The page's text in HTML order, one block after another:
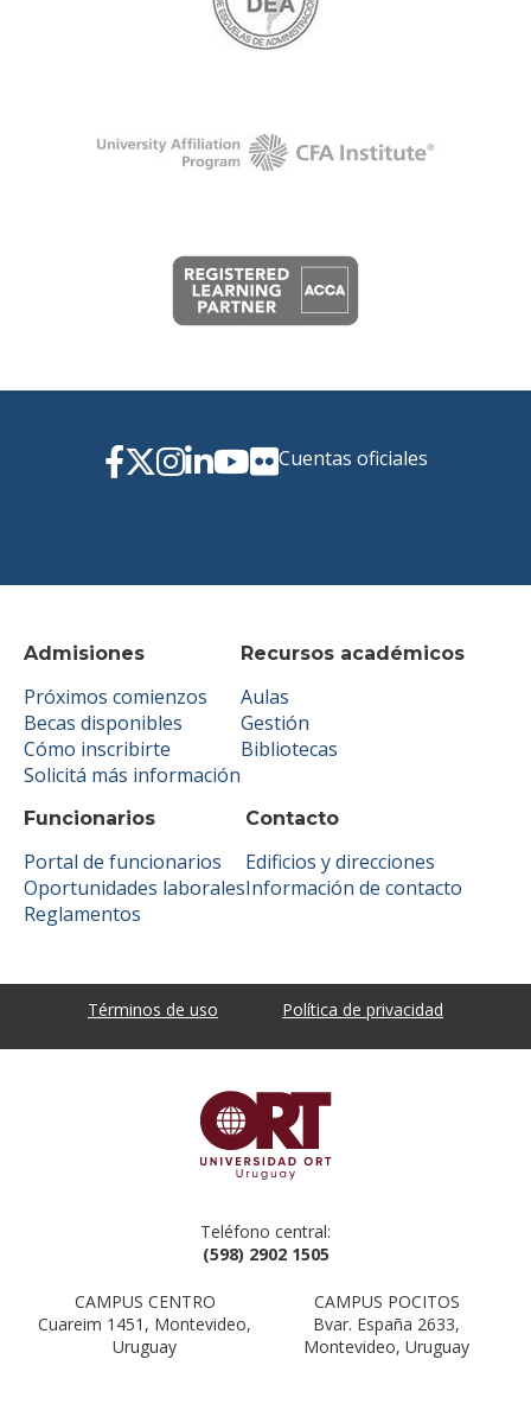
Admisiones
Próximos comienzos
Becas disponibles
Cómo inscribirte
Solicitá más información
Recursos académicos
Aulas
Gestión
Bibliotecas
Funcionarios
Portal de funcionarios
Oportunidades laborales
Reglamentos
Contacto
Edificios y direcciones
Información de contacto
Cuentas oficiales
Términos de uso Política de privacidad
Teléfono central:
(598) 2902 1505
CAMPUS CENTRO
Cuareim 1451, Montevideo,
Uruguay
CAMPUS POCITOS
Bvar. España 2633,
Montevideo, Uruguay